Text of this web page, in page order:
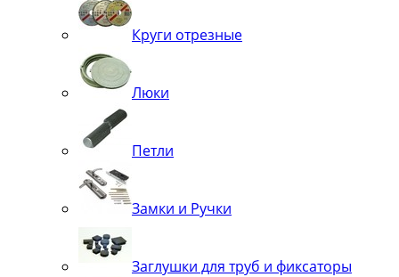
Круги отрезные
Люки
Петли
Замки и Ручки
Заглушки для труб и фиксаторы